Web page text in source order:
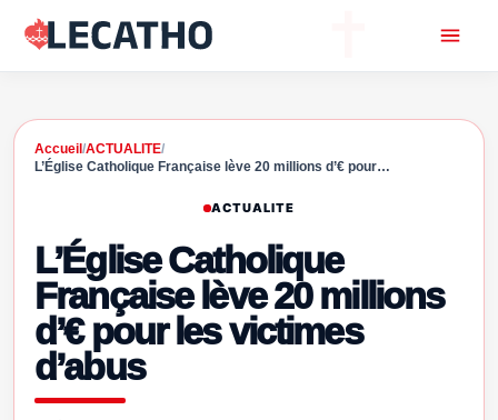
Accueil /ACTUALITE/
L’Église Catholique Française lève 20 millions d’€ pour…
ACTUALITE
L’Église Catholique
Française lève 20 millions
d’€ pour les victimes
d’abus